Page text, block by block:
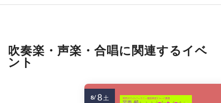
吹奏楽・声楽・合唱に関連するイベ
ント
8/ 8土